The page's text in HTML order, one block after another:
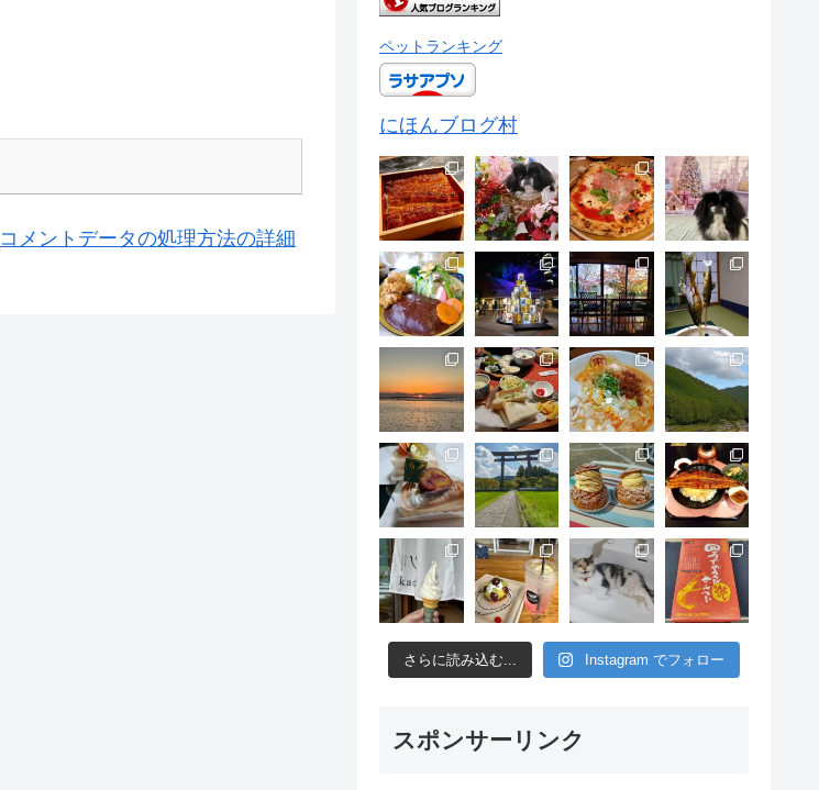
コメントデータの処理方法の詳細
ペットランキング
にほんブログ村
さらに読み込む... Instagram でフォロー
スポンサーリンク